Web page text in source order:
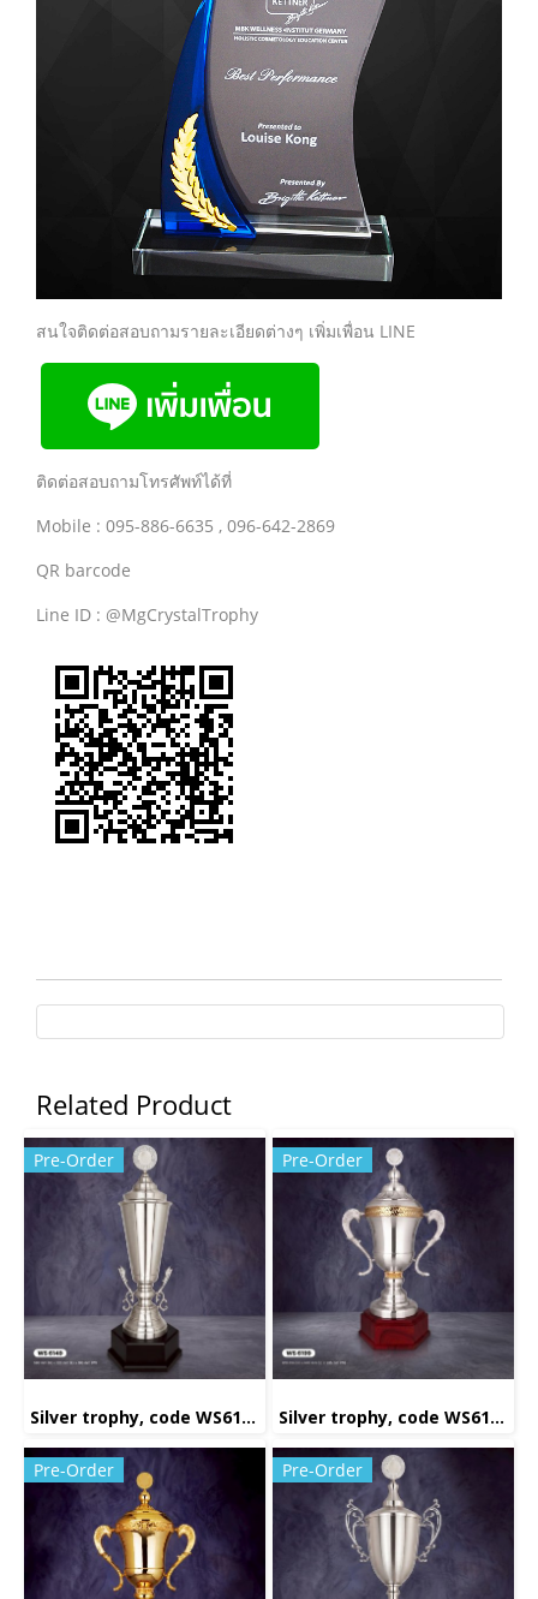
สนใจติดต่อสอบถามรายละเอียดต่างๆ เพิ่มเพื่อน LINE
ติดต่อสอบถามโทรศัพท์ได้ที่
Mobile : 095-886-6635 , 096-642-2869
QR barcode
Line ID : @MgCrystalTrophy
Related Product
Pre-Order
Silver trophy, code WS6149
Pre-Order
Silver trophy, code WS6199
Pre-Order Pre-Order